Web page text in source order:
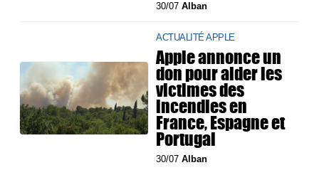
30/07Alban
ACTUALITÉ APPLE
Apple annonce un
don pour aider les
victimes des
incendies en
France, Espagne et
Portugal
30/07Alban